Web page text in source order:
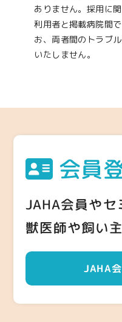
ありません。採用に
利用者と掲載病院間
お、両者間のトラブ
いたしません。
会員
JAHA会員やセ
獣医師や飼い
JAHA